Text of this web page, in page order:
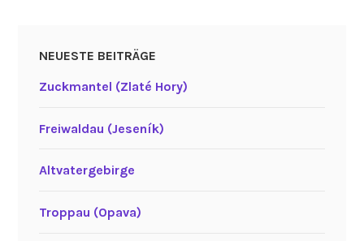
NEUESTE BEITRÄGE
Zuckmantel (Zlaté Hory)
Freiwaldau (Jeseník)
Altvatergebirge
Troppau (Opava)